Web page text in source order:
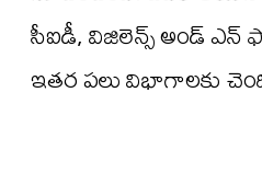
సీఐడీ, విజిలెన్స్ అండ్
ఇతర పలు విభాగాలకు